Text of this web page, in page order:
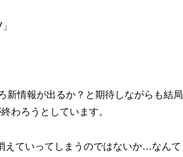
新情報が出るか？と期待しながらも結局
わろうとしています。
えていってしまうのではないか…なんて